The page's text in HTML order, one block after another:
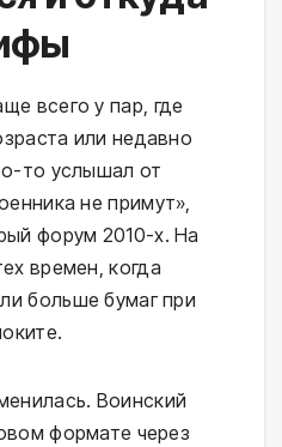
всего у пар, где
или недавно
то услышал от
не примут»,
форум 2010-х. На
времен, когда
больше бумаг при
Воинский
формате через